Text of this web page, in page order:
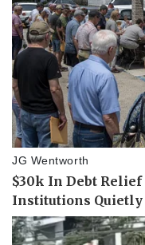
Doanh nghiệp